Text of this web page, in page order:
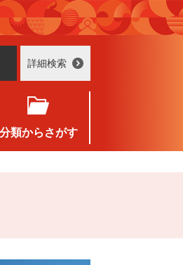
詳細検索
分類からさがす